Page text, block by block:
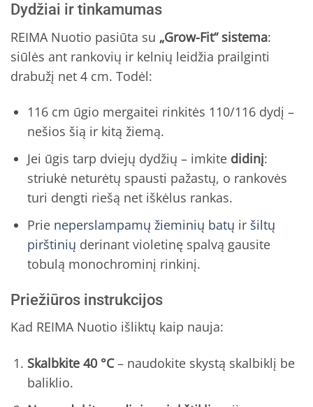
Dydžiai ir tinkamumas
REIMA Nuotio pasiūta su „Grow-Fit“ sistema:
siūlės ant rankovių ir kelnių leidžia prailginti
drabužį net 4 cm. Todėl:
116 cm ūgio mergaitei rinkitės 110/116 dydį –
nešios šią ir kitą žiemą.
Jei ūgis tarp dviejų dydžių – imkite didinį:
striukė neturėtų spausti pažastų, o rankovės
turi dengti riešą net iškėlus rankas.
Prie neperslampamų žieminių batų ir šiltų
pirštinių derinant violetinę spalvą gausite
tobulą monochrominį rinkinį.
Priežiūros instrukcijos
Kad REIMA Nuotio išliktų kaip nauja:
Skalbkite 40 °C– naudokite skystą skalbiklį be
baliklio.